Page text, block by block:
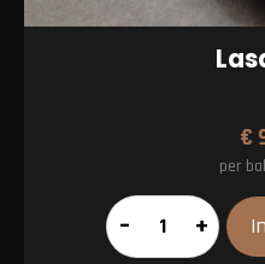
€
per
Lasagne
aantal
– +